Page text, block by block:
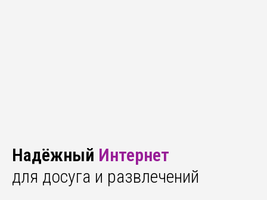
Надёжный Интернет
для досуга и развлечений